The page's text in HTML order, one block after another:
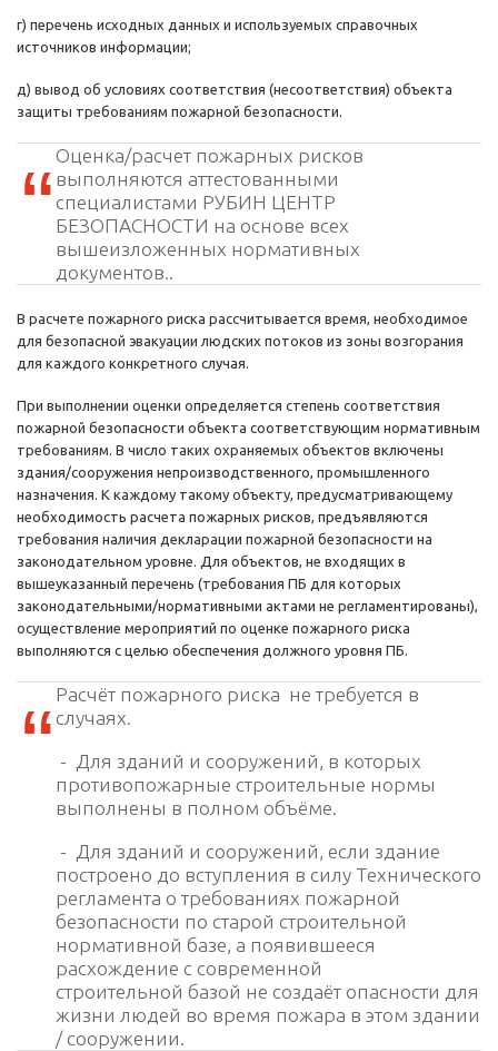
г) перечень исходных данных и используемых справочных
источников информации;
д) вывод об условиях соответствия (несоответствия) объекта
защиты требованиям пожарной безопасности.
Оценка/расчет пожарных рисков
выполняются аттестованными
специалистами РУБИН ЦЕНТР
БЕЗОПАСНОСТИ на основе всех
вышеизложенных нормативных
документов..
В расчете пожарного риска рассчитывается время, необходимое
для безопасной эвакуации людских потоков из зоны возгорания
для каждого конкретного случая.
При выполнении оценки определяется степень соответствия
пожарной безопасности объекта соответствующим нормативным
требованиям. В число таких охраняемых объектов включены
здания/сооружения непроизводственного, промышленного
назначения. К каждому такому объекту, предусматривающему
необходимость расчета пожарных рисков, предъявляются
требования наличия декларации пожарной безопасности на
законодательном уровне. Для объектов, не входящих в
вышеуказанный перечень (требования ПБ для которых
законодательными/нормативными актами не регламентированы),
осуществление мероприятий по оценке пожарного риска
выполняются с целью обеспечения должного уровня ПБ.
Расчёт пожарного риска не требуется в
случаях.
- Для зданий и сооружений, в которых
противопожарные строительные нормы
выполнены в полном объёме.
- Для зданий и сооружений, если здание
построено до вступления в силу Технического
регламента о требованиях пожарной
безопасности по старой строительной
нормативной базе, а появившееся
расхождение с современной
строительной базой не создаёт опасности для
жизни людей во время пожара в этом здании
/ сооружении.